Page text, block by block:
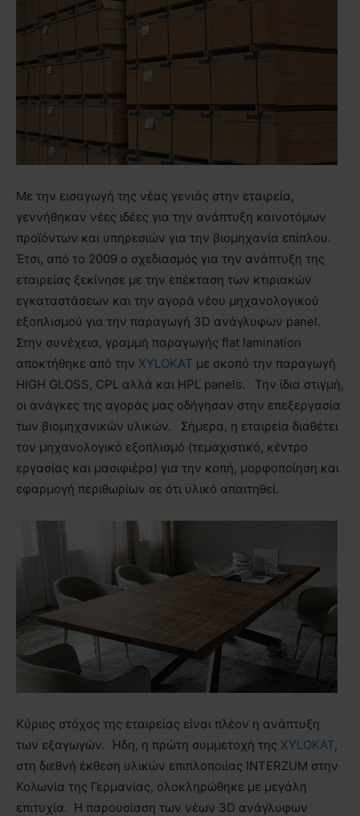
Με την εισαγωγή της νέας γενιάς στην εταιρεία,
γεννήθηκαν νέες ιδέες για την ανάπτυξη καινοτόμων
προϊόντων και υπηρεσιών για την βιομηχανία επίπλου.
Έτσι, από το 2009 ο σχεδιασμός για την ανάπτυξη της
εταιρείας ξεκίνησε με την επέκταση των κτιριακών
εγκαταστάσεων και την αγορά νέου μηχανολογικού
εξοπλισμού για την παραγωγή 3D ανάγλυφων panel.
Στην συνέχεια, γραμμή παραγωγής flat lamination
αποκτήθηκε από την XYLOKAT με σκοπό την παραγωγή
HIGH GLOSS, CPL αλλά και HPL panels. Την ίδια στιγμή,
οι ανάγκες της αγοράς μας οδήγησαν στην επεξεργασία
των βιομηχανικών υλικών. Σήμερα, η εταιρεία διαθέτει
τον μηχανολογικό εξοπλισμό (τεμαχιστικό, κέντρο
εργασίας και μασιφιέρα) για την κοπή, μορφοποίηση και
εφαρμογή περιθωρίων σε ότι υλικό απαιτηθεί.
Κύριος στόχος της εταιρείας είναι πλέον η ανάπτυξη
των εξαγωγών. Ήδη, η πρώτη συμμετοχή της XYLOKAT,
στη διεθνή έκθεση υλικών επιπλοποιίας INTERZUM στην
Κολωνία της Γερμανίας, ολοκληρώθηκε με μεγάλη
επιτυχία. Η παρουσίαση των νέων 3D ανάγλυφων